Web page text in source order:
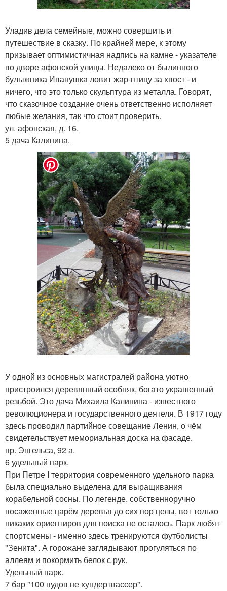
Уладив дела семейные, можно совершить и
путешествие в сказку. По крайней мере, к этому
призывает оптимистичная надпись на камне - указателе
во дворе афонской улицы. Недалеко от былинного
булыжника Иванушка ловит жар-птицу за хвост - и
ничего, что это только скульптура из металла. Говорят,
что сказочное создание очень ответственно исполняет
любые желания, так что стоит проверить.
ул. афонская, д. 16.
5 дача Калинина.
У одной из основных магистралей района уютно
пристроился деревянный особняк, богато украшенный
резьбой. Это дача Михаила Калинина - известного
революционера и государственного деятеля. В 1917 году
здесь проводил партийное совещание Ленин, о чём
свидетельствует мемориальная доска на фасаде.
пр. Энгельса, 92 а.
6 удельный парк.
При Петре I территория современного удельного парка
была специально выделена для выращивания
корабельной сосны. По легенде, собственноручно
посаженные царём деревья до сих пор целы, вот только
никаких ориентиров для поиска не осталось. Парк любят
спортсмены - именно здесь тренируются футболисты
"Зенита". А горожане заглядывают прогуляться по
аллеям и покормить белок с рук.
Удельный парк.
7 бар "100 пудов не хундертвассер".